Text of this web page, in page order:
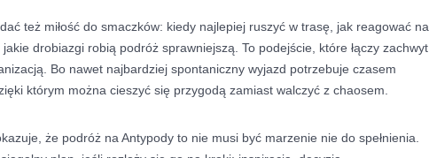
też miłość do smaczków: kiedy najlepiej ruszyć w trasę, jak reagować na
drobiazgi robią podróż sprawniejszą. To podejście, które łączy zachwyt
Bo nawet najbardziej spontaniczny wyjazd potrzebuje czasem
którym można cieszyć się przygodą zamiast walczyć z chaosem.
że podróż na Antypody to nie musi być marzenie nie do spełnienia.